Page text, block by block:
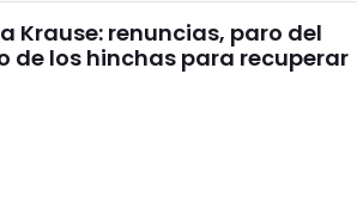
Krause: renuncias, paro del
de los hinchas para recuperar